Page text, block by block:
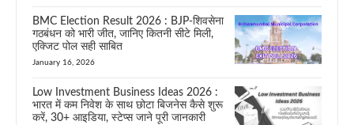
BMC Election Result 2026 : BJP-शिवसेना
गठबंधन को भारी जीत, जानिए कितनी सीटे मिली,
एक्जिट पोल सही साबित
January 16, 2026
Low Investment Business Ideas 2026 :
भारत में कम निवेश के साथ छोटा बिजनेस कैसे शुरू
करें, 30+ आइडिया, स्टेप्स जाने पूरी जानकारी